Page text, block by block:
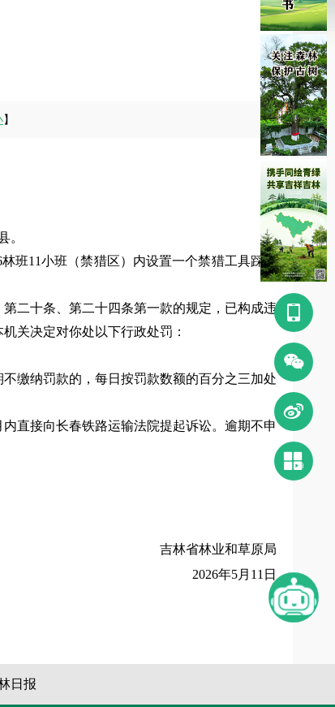
】
。
班11小班（禁猎区）内设置一个禁猎工具踩盘
第二十条、第二十四条第一款的规定，已构成违
关决定对你处以下行政处罚：
缴纳罚款的，每日按罚款数额的百分之三加处
直接向长春铁路运输法院提起诉讼。逾期不申
吉林省林业和草原局
2026年5月11日
󰀿
󰄆


日报